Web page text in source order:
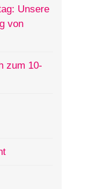
Unsere
von
zum 10-